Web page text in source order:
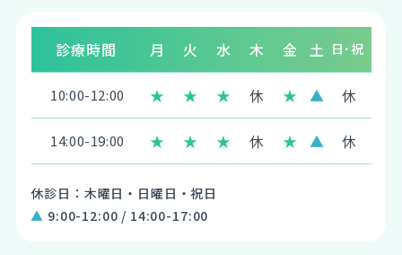
診療時間 月 火 水 木 金 土 日･祝
10:00-12:00 ★ ★ ★ 休 ★ ▲ 休
14:00-19:00 ★ ★ ★ 休 ★ ▲ 休
休診日：木曜日・日曜日・祝日
▲ 9:00-12:00 / 14:00-17:00